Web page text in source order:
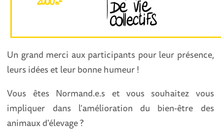
Un grand merci aux participants pour leur présence,
leurs idées et leur bonne humeur !
Vous êtes Normand.e.s et vous souhaitez vous
impliquer dans l’amélioration du bien-être des
animaux d'élevage ?